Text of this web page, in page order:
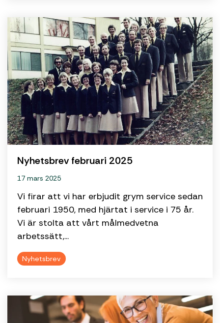
Nyhetsbrev februari 2025
17 mars 2025
Vi firar att vi har erbjudit grym service sedan
februari 1950, med hjärtat i service i 75 år.
Vi är stolta att vårt målmedvetna
arbetssätt,...
Nyhetsbrev